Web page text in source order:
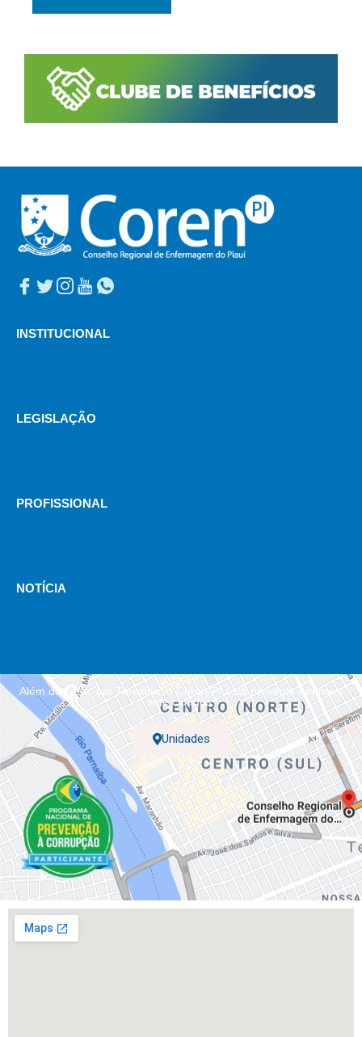
INSTITUCIONAL
LEGISLAÇÃO
PROFISSIONAL
NOTÍCIA
Além da sede, em Teresina, o Coren-PI está presente em mais
sete cidades.
Unidades